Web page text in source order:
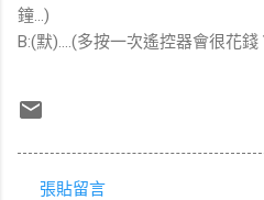
鐘...)
B:(默)....(多按一次遙控器會很花
張貼留言